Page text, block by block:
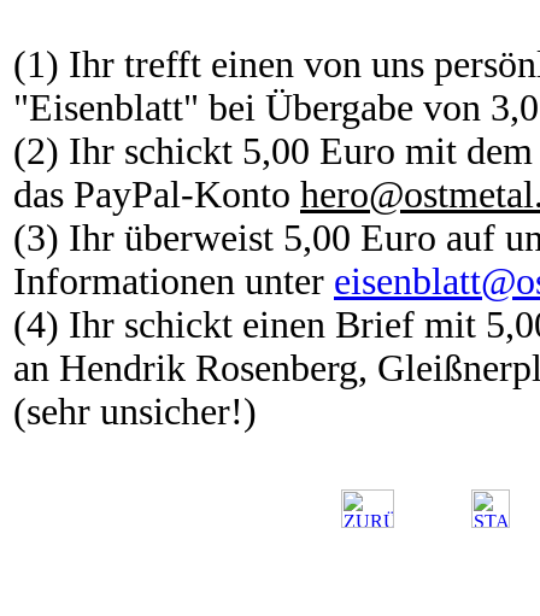
(1) Ihr trefft einen von uns
"Eisenblatt" bei Übergabe von
(2) Ihr schickt 5,00 Euro mit dem
das PayPal-Konto
(3) Ihr überweist 5,00 Euro auf
Informationen unter
(4) Ihr schickt einen Brief mit
an Hendrik Rosenberg,
(sehr unsicher!)